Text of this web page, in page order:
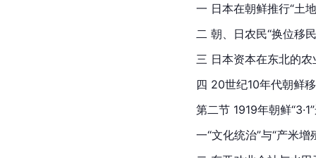
一 日本在朝鲜推行“土
二 朝、日农民“换位移
三 日本资本在东北的农
四 20世纪10年代朝鲜
第二节 1919年朝鲜
一“文化统治”与“产米增